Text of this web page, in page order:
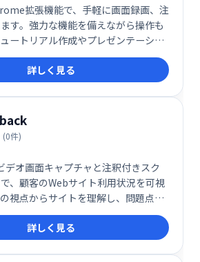
拡張機能で、手軽に画面録画、注
す。強力な機能を備えながら操作も
ートリアル作成やプレゼンテーショ
どに最適です。Chromeユーザー必携
ーダーとして、効率的な動画制作を
詳しく見る
(0件)
オ画面キャプチャと注釈付きスク
、顧客のWebサイト利用状況を可視
視点からサイトを理解し、問題点を
善することで、より良い製品開発を支
節約し、効率的な開発プロセスを実
詳しく見る